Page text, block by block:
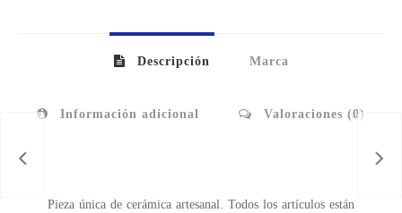
Descripción Marca
Información adicional Valoraciones (0)
Pieza única de cerámica artesanal. Todos los artículos están